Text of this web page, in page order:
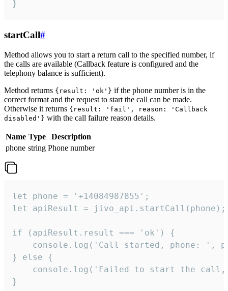
}
startCall#
Method allows you to start a return call to the specified number, if
the calls are available (Callback feature is configured and the
telephony balance is sufficient).
Method returns {result: 'ok'} if the phone number is in the
correct format and the request to start the call can be made.
Otherwise it returns {result: 'fail', reason: 'Callback
disabled'} with the call failure reason details.
Name Type
Description
phone string Phone number
let phone = '+14084987855';
let apiResult = jivo_api.startCall(phone);
if (apiResult.result === 'ok') {
console.log('Call started, phone: ',
} else {
console.log('Failed to start the
}